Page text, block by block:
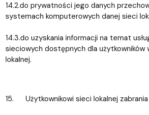
14.2.do prywatności jego danych
systemach komputerowych danej sieci
14.3.do uzyskania informacji na temat
sieciowych dostępnych dla użytkowników
lokalnej.
15. Użytkownikowi sieci lokalnej zabrania